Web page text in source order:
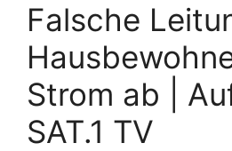
Falsche
Strom ab |
SAT.1 TV